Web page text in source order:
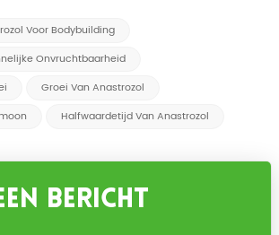
Voor Bodybuilding
Onvruchtbaarheid
Groei Van Anastrozol
Halfwaardetijd Van Anastrozol
Bericht